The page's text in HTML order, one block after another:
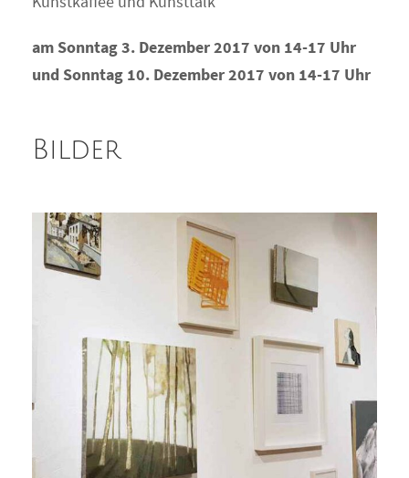
am Sonntag 3. Dezember 2017 von 14-17 Uhr
und Sonntag 10. Dezember 2017 von 14-17 Uhr
Bilder